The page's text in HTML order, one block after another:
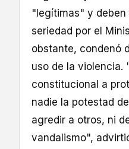
"legítimas" y
seriedad por el
obstante, condenó
uso de la violencia.
constitucional a
nadie la potestad
agredir a otros, ni
vandalismo",